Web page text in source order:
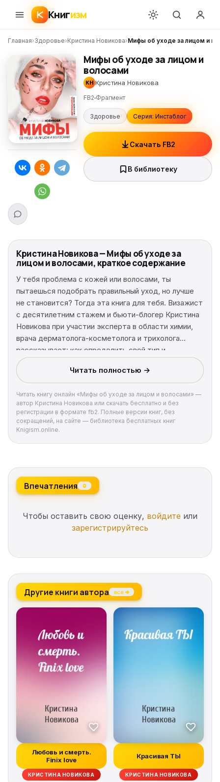
Книгизм
Главная›Здоровье›Кристина Новикова›Мифы об уходе за лицом и
Мифы об уходе за лицом и
волосами
КН Кристина Новикова
FB2 Фрагмент
Здоровье Серия: Инстаблог
Скачать FB2
В библиотеку
Кристина Новикова — Мифы об уходе за
лицом и волосами, краткое содержание
У тебя проблема с кожей или волосами, ты
пытаешься подобрать правильный уход, но лучше
не становится? Тогда эта книга для тебя. Визажист
с десятилетним стажем и бьюти-блогер Кристина
Новикова при участии эксперта в области химии,
врача дерматолога-косметолога и трихолога
рассказывает: как определить свой тип и
подобрать уход; какие средства использовать при
акне; из чего состоит косметика и каких
ингредиентов лучше избегать. Это уникальное
издание, в котором развенчиваются популярные
бьюти-мифы. Ты найдешь ответы на вопросы:
вредны ли парабены; надо ли выбросить всю
косметику, в которой содержится спирт, и многое
другое. Эта книга сэкономит твое время и деньги,
неподходящей косметики.
Читать полностью →
Читать книгу онлайн «Мифы об уходе за лицом и волосами» —
автор Кристина Новикова или скачать бесплатно и без
регистрации в формате fb2. Полные версии книг, без
сокращений, на сайте — библиотека бесплатных книг
Knigism.online.
Впечатления 0
Чтобы оставить свою оценку, войдите или
зарегистрируйтесь
Другие книги автора все →
Любовь и смерть.
Finix love
КРИСТИНА НОВИКОВА
Красивая ТЫ
КРИСТИНА НОВИКОВА